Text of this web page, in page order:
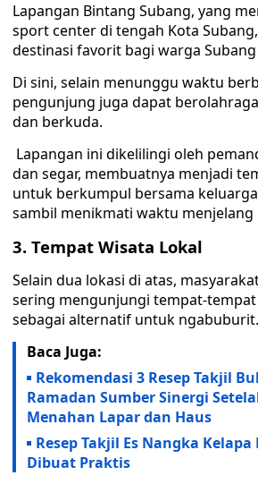
Lapangan Bintang Subang, yang
sport center di tengah Kota
destinasi favorit bagi warga
Di sini, selain menunggu waktu
pengunjung juga dapat
dan berkuda.
Lapangan ini dikelilingi oleh
dan segar, membuatnya menjadi
untuk berkumpul bersama
sambil menikmati waktu menjelang
3. Tempat Wisata Lokal
Selain dua lokasi di atas,
sering mengunjungi tempat-
sebagai alternatif untuk ngabuburit.
Baca Juga:
Rekomendasi 3 Resep Takjil
Ramadan Sumber Sinergi
Menahan Lapar dan Haus
Resep Takjil Es Nangka
Dibuat Praktis